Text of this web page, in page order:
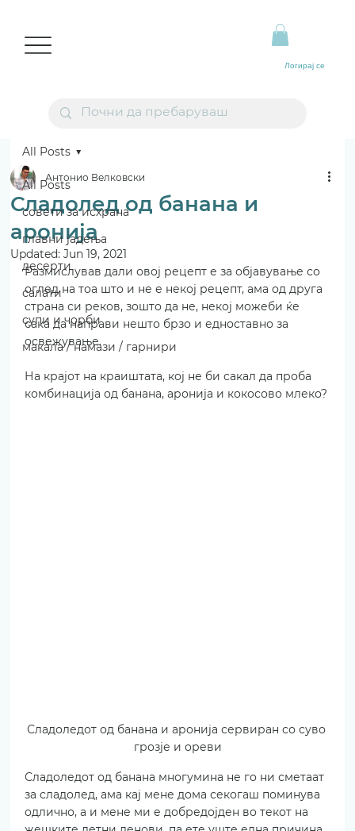
Логирај се
All Posts
совети за исхрана
главни јадења
десерти
салати
супи и чорби
макала / намази / гарнири
All Posts
Сладолед од банана и
аронија
Антонио Велковски
Updated:Jun 19, 2021
Размислував дали овој рецепт е за објавување со
оглед на тоа што и не е некој рецепт, ама од друга
страна си реков, зошто да не, некој можеби ќе
сака да направи нешто брзо и едноставно за
освежување.
На крајот на краиштата, кој не би сакал да проба
комбинација од банана, аронија и кокосово млеко?
Сладоледот од банана и аронија сервиран со суво
грозје и ореви
Сладоледот од банана многумина не го ни сметаат
за сладолед, ама кај мене дома секогаш поминува
одлично, а и мене ми е добредојден во текот на